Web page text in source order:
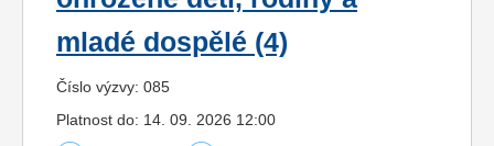
mladé dospělé (4)
Číslo výzvy: 085
Platnost do: 14. 09. 2026 12:00